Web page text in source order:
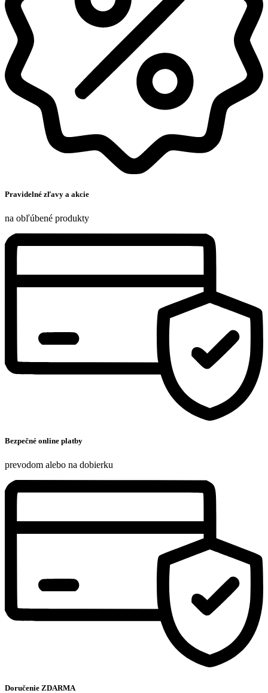
Pravidelné zľavy a akcie
na obľúbené produkty
Bezpečné online platby
prevodom alebo na dobierku
Doručenie ZDARMA